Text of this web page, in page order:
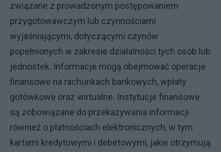
związane z prowadzonym postępowaniem
przygotowawczym lub czynnościami
wyjaśniającymi, dotyczącymi czynów
popełnionych w zakresie działalności tych osób lub
jednostek. Informacje mogą obejmować operacje
finansowe na rachunkach bankowych, wpłaty
gotówkowe oraz wirtualne. Instytucje finansowe
są zobowiązane do przekazywania informacji
również o płatnościach elektronicznych, w tym
kartami kredytowymi i debetowymi, jakie otrzymują